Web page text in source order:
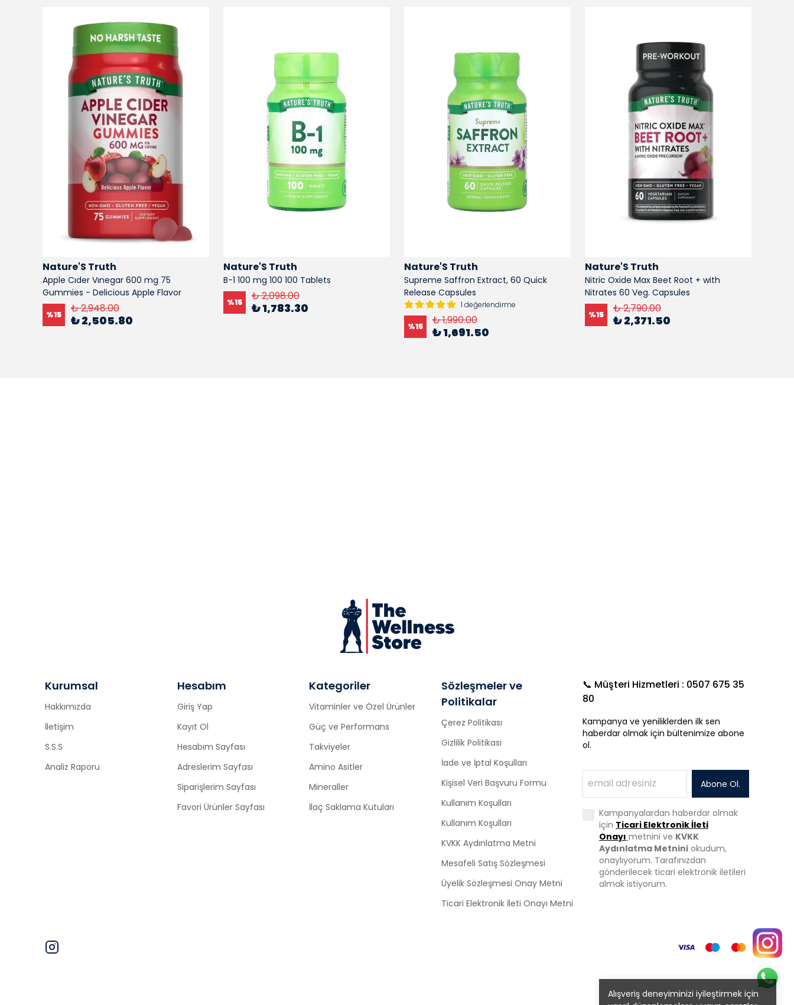
Alışveriş deneyiminizi iyileştirmek için
Nature'S Truth
Apple Cıder Vınegar 600 mg 75
Gummies - Delicious Apple Flavor
%15 ₺ 2,948.00
₺ 2,505.80
Nature'S Truth
B-1 100 mg 100 100 Tablets
%15 ₺ 2,098.00
₺ 1,783.30
Nature'S Truth
Supreme Saffron Extract, 60 Quick
Release Capsules
1 değerlendirme
%15 ₺ 1,990.00
₺ 1,691.50
Nature'S Truth
Nitric Oxide Max Beet Root + with
Nitrates 60 Veg. Capsules
%15 ₺ 2,790.00
₺ 2,371.50
Kurumsal
Hakkımızda
İletişim
S.S.S
Analiz Raporu
Hesabım
Giriş Yap
Kayıt Ol
Hesabım Sayfası
Adreslerim Sayfası
Siparişlerim Sayfası
Favori Ürünler Sayfası
Kategoriler
Vitaminler ve Özel Ürünler
Güç ve Performans
Takviyeler
Amino Asitler
Mineraller
İlaç Saklama Kutuları
Sözleşmeler ve
Politikalar
Çerez Politikası
Gizlilik Politikası
İade ve İptal Koşulları
Kişisel Veri Başvuru Formu
Kullanım Koşulları
Kullanım Koşulları
KVKK Aydınlatma Metni
Mesafeli Satış Sözleşmesi
Üyelik Sözleşmesi Onay Metni
Ticari Elektronik İleti Onayı Metni
📞 Müşteri Hizmetleri : 0507 675 35
80
Kampanya ve yeniliklerden ilk sen
haberdar olmak için bültenimize abone
ol.
Abone Ol.
Kampanyalardan haberdar olmak
için Ticari Elektronik İleti
Onayı metnini ve KVKK
Aydınlatma Metnini okudum,
onaylıyorum. Tarafınızdan
gönderilecek ticari elektronik iletileri
almak istiyorum.